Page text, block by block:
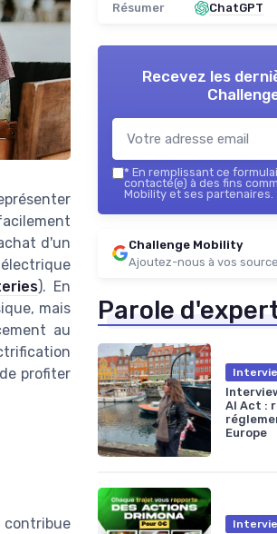
d'un
). En
mais
au
profiter
contribue
Résumer ChatGPT
Recevez les
* En remplissant ce
contacté(e) à des fins
Mobility et ses partenaires.
Challenge Mobility
Ajoutez-nous à vos
Parole
AI Act :
Europe